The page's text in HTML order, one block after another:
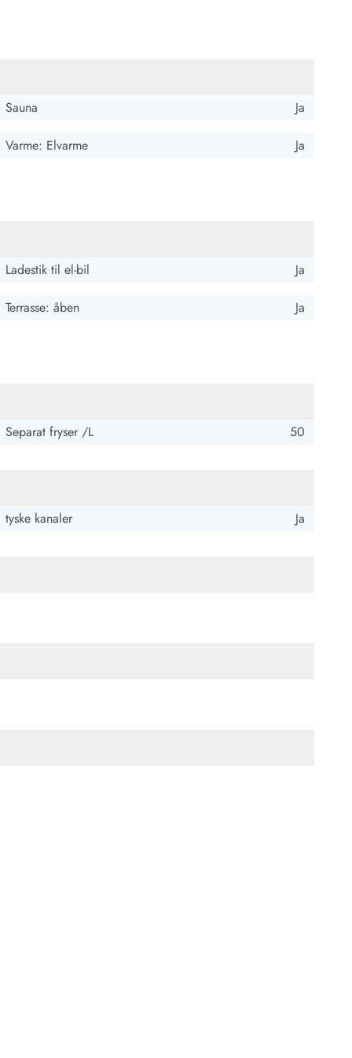
Sauna Ja
Varme: Elvarme Ja
Ladestik til el-bil Ja
Terrasse: åben Ja
Separat fryser /L 50
tyske kanaler Ja